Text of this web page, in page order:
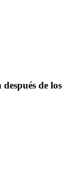
de los